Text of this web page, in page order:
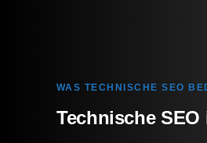
WAS TECHNISCHE SEO
Technische